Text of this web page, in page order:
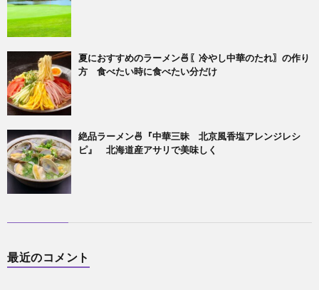
夏におすすめのラーメン🍜〖冷やし中華のたれ〗の作り
方 食べたい時に食べたい分だけ
絶品ラーメン🍜『中華三昧 北京風香塩アレンジレシ
ピ』 北海道産アサリで美味しく
最近のコメント